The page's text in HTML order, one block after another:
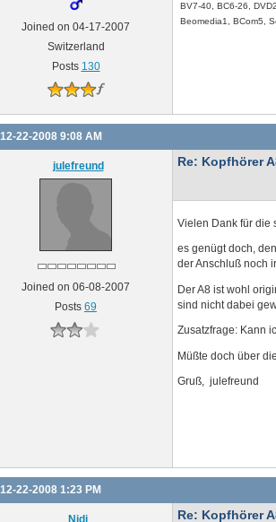
Joined on 04-17-2007
Switzerland
Posts 130
BV7-40, BC6-26,
Beomedia1, BCom5,
12-22-2008 9:08 AM
julefreund
Joined on 06-08-2007
Posts 69
Re: Kopfhörer
Vielen Dank für die
es genügt doch,
der Anschluß noch
Der A8 ist wohl
sind nicht dabei
Zusatzfrage: Kann
Müßte doch über
Gruß, julefreund
12-22-2008 1:23 PM
Nidi Re: Kopfhörer